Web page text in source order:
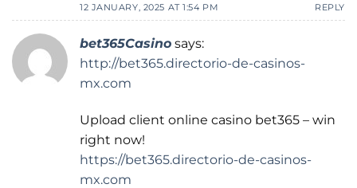
12 JANUARY, 2025 AT 1:54 PM REPLY
bet365Casino says:
http://bet365.directorio-de-casinos-
mx.com
Upload client online casino bet365 – win
right now!
https://bet365.directorio-de-casinos-
mx.com